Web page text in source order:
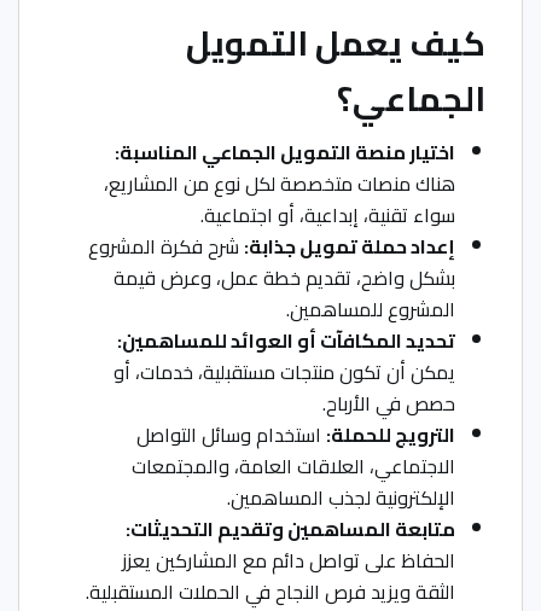
كيف يعمل التمويل
الجماعي؟
اختيار منصة التمويل الجماعي المناسبة:
هناك منصات متخصصة لكل نوع من المشاريع،
سواء تقنية، إبداعية، أو اجتماعية.
إعداد حملة تمويل جذابة:شرح فكرة المشروع
بشكل واضح، تقديم خطة عمل، وعرض قيمة
المشروع للمساهمين.
تحديد المكافآت أو العوائد للمساهمين:
يمكن أن تكون منتجات مستقبلية، خدمات، أو
حصص في الأرباح.
الترويج للحملة:استخدام وسائل التواصل
الاجتماعي، العلاقات العامة، والمجتمعات
الإلكترونية لجذب المساهمين.
متابعة المساهمين وتقديم التحديثات:
الحفاظ على تواصل دائم مع المشاركين يعزز
الثقة ويزيد فرص النجاح في الحملات المستقبلية.